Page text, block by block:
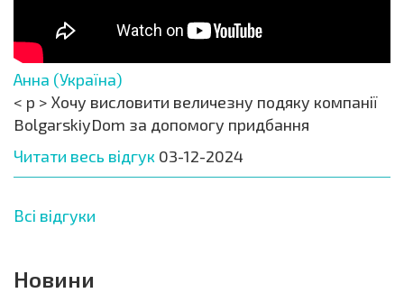
Анна (Україна)
< p > Хочу висловити величезну подяку компанії
BolgarskiyDom за допомогу придбання
Читати весь відгук 03-12-2024
Всі відгуки
Новини